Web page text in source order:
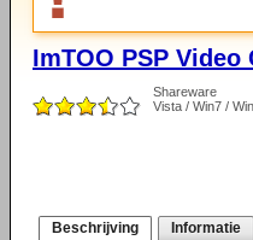
ImTOO PSP Video
Shareware
Vista / Win7 /
Beschrijving Informatie